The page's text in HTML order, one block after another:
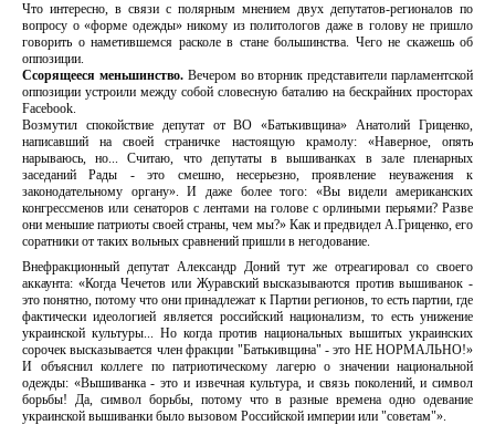
Что интересно, в связи с полярным мнением двух депутатов-регионалов по
вопросу о «форме одежды» никому из политологов даже в голову не пришло
говорить о наметившемся расколе в стане большинства. Чего не скажешь об
оппозиции.
Ссорящееся меньшинство.Вечером во вторник представители парламентской
оппозиции устроили между собой словесную баталию на бескрайних просторах
Facebook.
Возмутил спокойствие депутат от ВО «Батькивщина» Анатолий Гриценко,
написавший на своей страничке настоящую крамолу: «Наверное, опять
нарываюсь, но... Считаю, что депутаты в вышиванках в зале пленарных
заседаний Рады - это смешно, несерьезно, проявление неуважения к
законодательному органу». И даже более того: «Вы видели американских
конгрессменов или сенаторов с лентами на голове с орлиными перьями? Разве
они меньшие патриоты своей страны, чем мы?» Как и предвидел А.Гриценко, его
соратники от таких вольных сравнений пришли в негодование.
Внефракционный депутат Александр Доний тут же отреагировал со своего
аккаунта: «Когда Чечетов или Журавский высказываются против вышиванок -
это понятно, потому что они принадлежат к Партии регионов, то есть партии, где
фактически идеологией является российский национализм, то есть унижение
украинской культуры... Но когда против национальных вышитых украинских
сорочек высказывается член фракции "Батькивщина" - это НЕ НОРМАЛЬНО!»
И объяснил коллеге по патриотическому лагерю о значении национальной
одежды: «Вышиванка - это и извечная культура, и связь поколений, и символ
борьбы! Да, символ борьбы, потому что в разные времена одно одевание
украинской вышиванки было вызовом Российской империи или "советам"».